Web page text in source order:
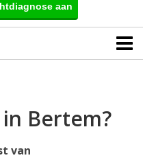
aan
Bertem?
van